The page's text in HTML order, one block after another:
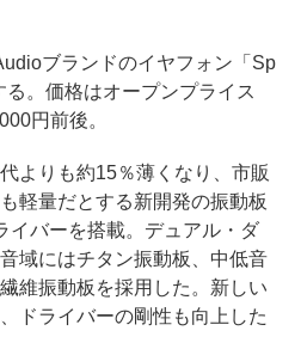
ブランドのイヤフォン「Sp
。価格はオープンプライス
円前後。
よりも約15％薄くなり、市販
軽量だとする新開発の振動板
イバーを搭載。デュアル・ダ
域にはチタン振動板、中低音
維振動板を採用した。新しい
ドライバーの剛性も向上した